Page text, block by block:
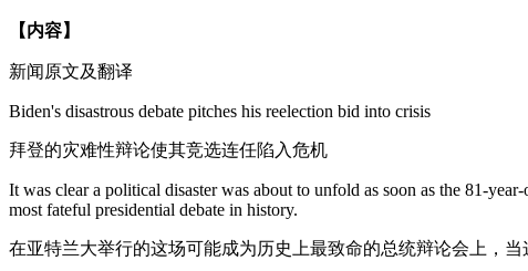
【内容】
新闻原文及翻译
Biden's disastrous debate pitches his reelection bid into crisis
拜登的灾难性辩论使其竞选连任陷入危机
It was clear a political disaster was about to unfold as soon as the 81-
most fateful presidential debate in history.
在亚特兰大举行的这场可能成为历史上最致命的总统辩论会上，